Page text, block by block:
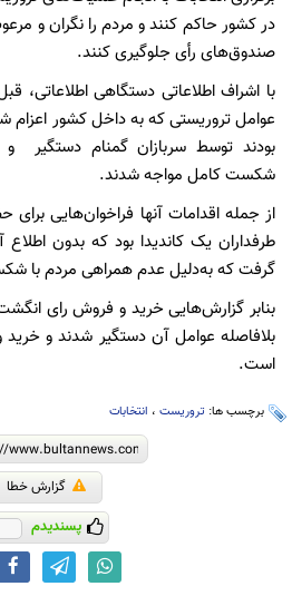
در کشور حاکم کنند و مردم را نگران و
صندوق‌های رأی جلوگیری کنند.
با اشراف اطلاعاتی دستگاهی اطلاعاتی،
عوامل تروریستی که به داخل کشور اعزام
بودند توسط سربازان گمنام دستگیر
شکست کامل مواجه شدند.
طرفداران یک کاندیدا بود که بدون
گرفت که به‌دلیل عدم همراهی مردم با
بنابر گزارش‌هایی خرید و فروش رای
بلافاصله عوامل آن دستگیر شدند و
است.
برچسب ها: تروریست ، انتخابات
گزارش خطا
پسندیدم